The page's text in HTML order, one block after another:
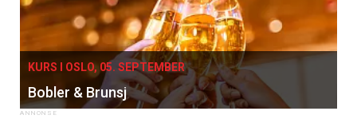
KURS I OSLO, 05. SEPTEMBER
Bobler & Brunsj